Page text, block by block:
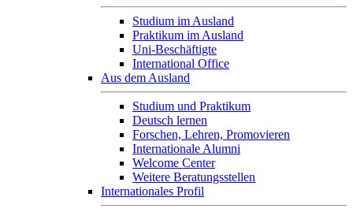
Studium im Ausland
Praktikum im Ausland
Uni-Beschäftigte
International Office
Aus dem Ausland
Studium und Praktikum
Deutsch lernen
Forschen, Lehren, Promovieren
Internationale Alumni
Welcome Center
Weitere Beratungsstellen
Internationales Profil